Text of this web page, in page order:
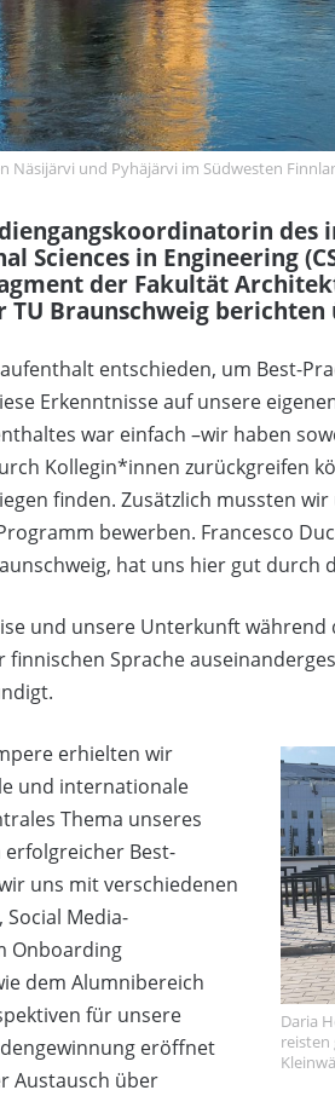
Näsijärvi und Pyhäjärvi im Südwesten
des
Sciences in Engineering
der Fakultät
TU Braunschweig
entschieden, um Best-
Erkenntnisse auf unsere
war einfach –wir haben
Kollegin*innen zurückgreifen
finden. Zusätzlich mussten
bewerben. Francesco
hat uns hier gut durch
und unsere Unterkunft während
Sprache
Daria
reisten
erhielten wir
und internationale
Thema unseres
Best-
uns mit verschiedenen
Media-
Onboarding
dem Alumnibereich
für unsere
eröffnet
Austausch über